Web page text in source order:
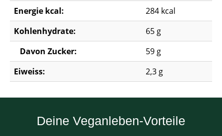
Energie kcal:
284 kcal
Kohlenhydrate:
65 g
Davon Zucker:
59 g
Eiweiss:
2,3 g
Deine Veganleben-Vorteile